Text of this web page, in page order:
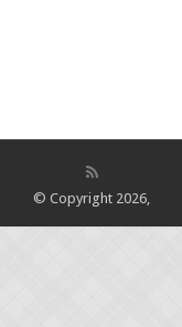
© Copyright 2026,